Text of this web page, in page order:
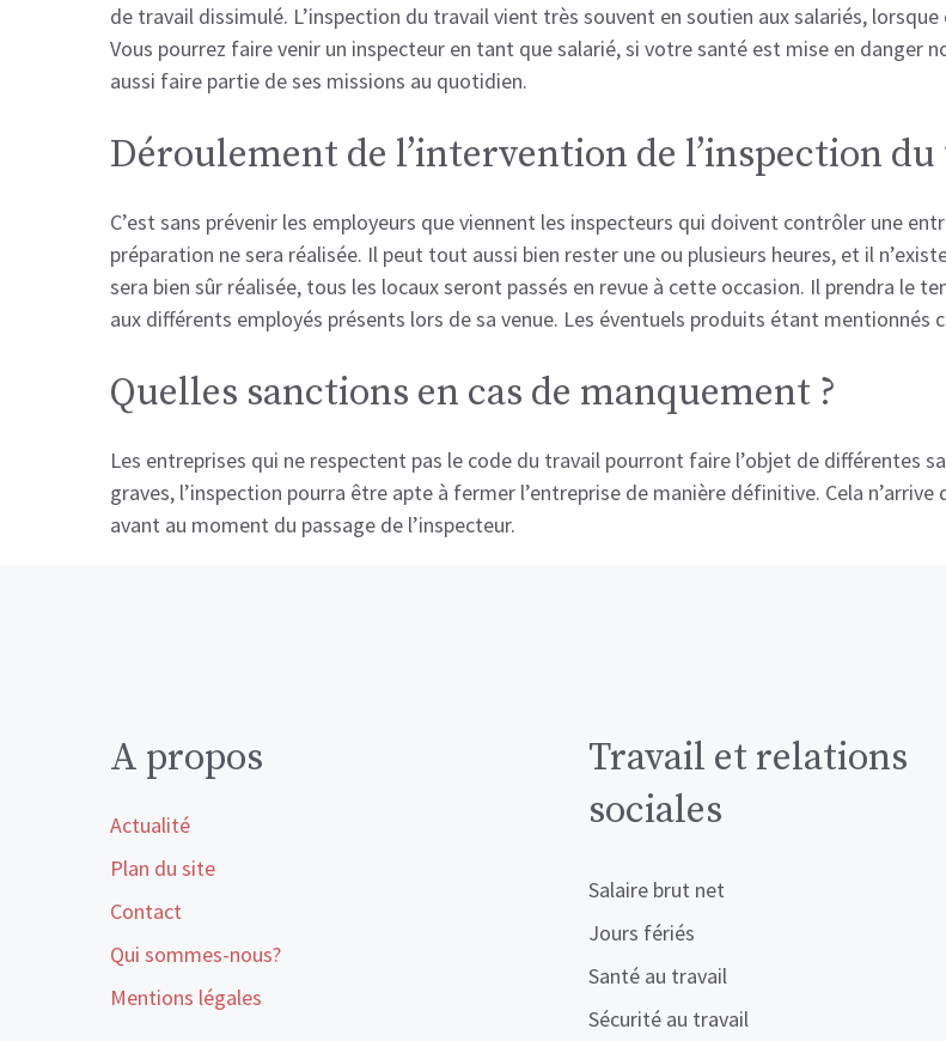
de travail dissimulé. L’inspection du travail vient très souvent en soutien aux salariés,
Vous pourrez faire venir un inspecteur en tant que salarié, si votre santé est mise en
aussi faire partie de ses missions au quotidien.
Déroulement de l’intervention de l’inspection
C’est sans prévenir les employeurs que viennent les inspecteurs qui doivent contrôler une
préparation ne sera réalisée. Il peut tout aussi bien rester une ou plusieurs heures, et il
sera bien sûr réalisée, tous les locaux seront passés en revue à cette occasion. Il prendra le
aux différents employés présents lors de sa venue. Les éventuels produits étant mentionnés
Quelles sanctions en cas de manquement ?
Les entreprises qui ne respectent pas le code du travail pourront faire l’objet de différentes
graves, l’inspection pourra être apte à fermer l’entreprise de manière définitive. Cela
avant au moment du passage de l’inspecteur.
A propos
Actualité
Plan du site
Contact
Qui sommes-nous?
Mentions légales
Travail et relations
sociales
Salaire brut net
Jours fériés
Santé au travail
Sécurité au travail